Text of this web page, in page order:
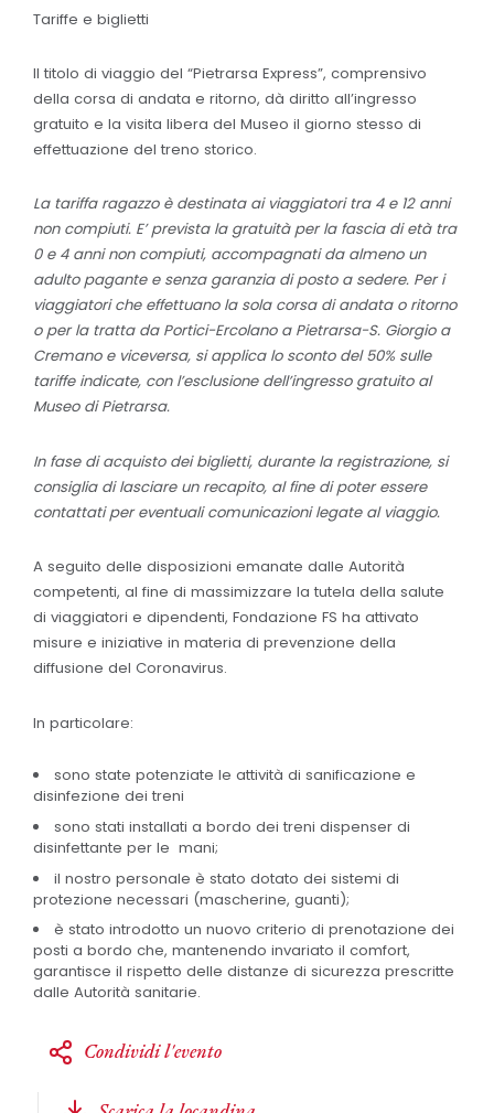
Tariffe e biglietti
Il titolo di viaggio del “Pietrarsa Express”, comprensivo
della corsa di andata e ritorno, dà diritto all’ingresso
gratuito e la visita libera del Museo il giorno stesso di
effettuazione del treno storico.
La tariffa ragazzo è destinata ai viaggiatori tra 4 e 12 anni
non compiuti. E’ prevista la gratuità per la fascia di età tra
0 e 4 anni non compiuti, accompagnati da almeno un
adulto pagante e senza garanzia di posto a sedere. Per i
viaggiatori che effettuano la sola corsa di andata o ritorno
o per la tratta da Portici-Ercolano a Pietrarsa-S. Giorgio a
Cremano e viceversa, si applica lo sconto del 50% sulle
tariffe indicate, con l’esclusione dell’ingresso gratuito al
Museo di Pietrarsa.
In fase di acquisto dei biglietti, durante la registrazione, si
consiglia di lasciare un recapito, al fine di poter essere
contattati per eventuali comunicazioni legate al viaggio.
A seguito delle disposizioni emanate dalle Autorità
competenti, al fine di massimizzare la tutela della salute
di viaggiatori e dipendenti, Fondazione FS ha attivato
misure e iniziative in materia di prevenzione della
diffusione del Coronavirus.
In particolare:
sono state potenziate le attività di sanificazione e
disinfezione dei treni
sono stati installati a bordo dei treni dispenser di
disinfettante per le mani;
il nostro personale è stato dotato dei sistemi di
protezione necessari (mascherine, guanti);
è stato introdotto un nuovo criterio di prenotazione dei
posti a bordo che, mantenendo invariato il comfort,
garantisce il rispetto delle distanze di sicurezza prescritte
dalle Autorità sanitarie.
Condividi l'evento